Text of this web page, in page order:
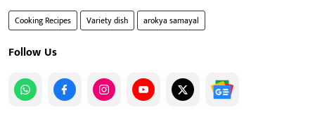
Cooking Recipes Variety dish arokya samayal
Follow Us